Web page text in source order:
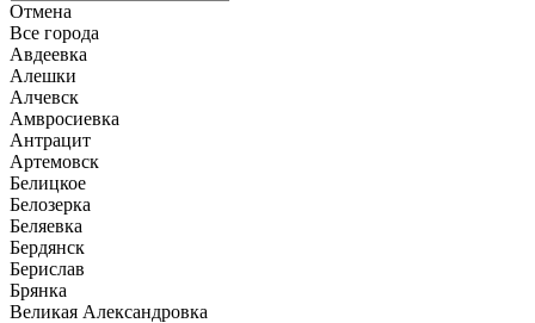
Отмена
Все города
Авдеевка
Алешки
Алчевск
Амвросиевка
Антрацит
Артемовск
Белицкое
Белозерка
Беляевка
Бердянск
Берислав
Брянка
Великая Александровка